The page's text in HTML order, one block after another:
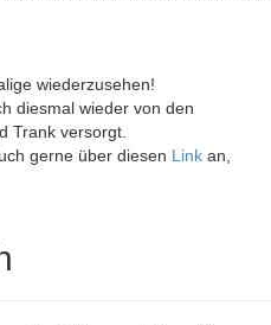
wiederzusehen!
diesmal wieder von den
Trank versorgt.
gerne über diesen Link an,